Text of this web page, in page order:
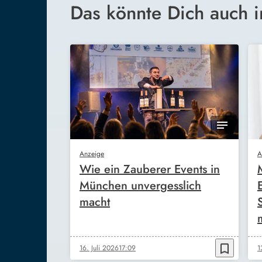
Das könnte Dich auch
Anzeige
Wie ein Zauberer Events in
München unvergesslich
macht
16. Juli 202617:09 bookmark_border